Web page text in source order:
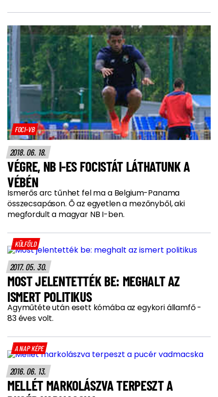
FOCI-VB
2018. 06. 18.
VÉGRE, NB I-ES FOCISTÁT LÁTHATUNK A
VÉBÉN
Ismerős arc tűnhet fel ma a Belgium-Panama
összecsapáson. Õ az egyetlen a mezőnyből, aki
megfordult a magyar NB I-ben.
KÜLFÖLD
2017. 05. 30.
MOST JELENTETTÉK BE: MEGHALT AZ
ISMERT POLITIKUS
Agyműtéte után esett kómába az egykori államfő -
83 éves volt.
A NAP KÉPE
2016. 06. 13.
MELLÉT MARKOLÁSZVA TERPESZT A